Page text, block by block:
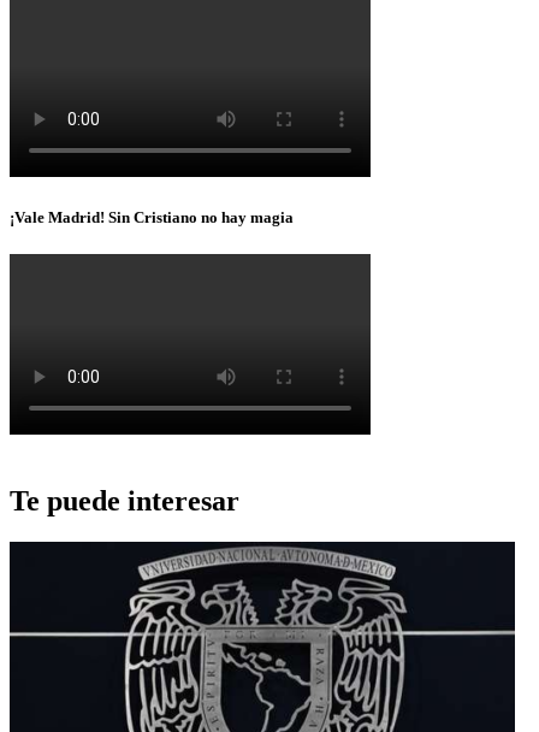
¡Vale Madrid! Sin Cristiano no hay magia
Te puede interesar